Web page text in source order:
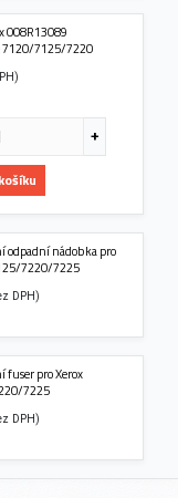
008R13089
7125/7220
odpadní nádobka pro
7220/7225
DPH)
fuser pro Xerox
7225
DPH)